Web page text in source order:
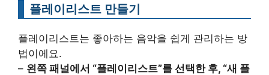
플레이리스트 만들기
플레이리스트는 좋아하는 음악을 쉽게 관리하는 방
법이에요.
– 왼쪽 패널에서 “플레이리스트”를 선택한 후, “새 플